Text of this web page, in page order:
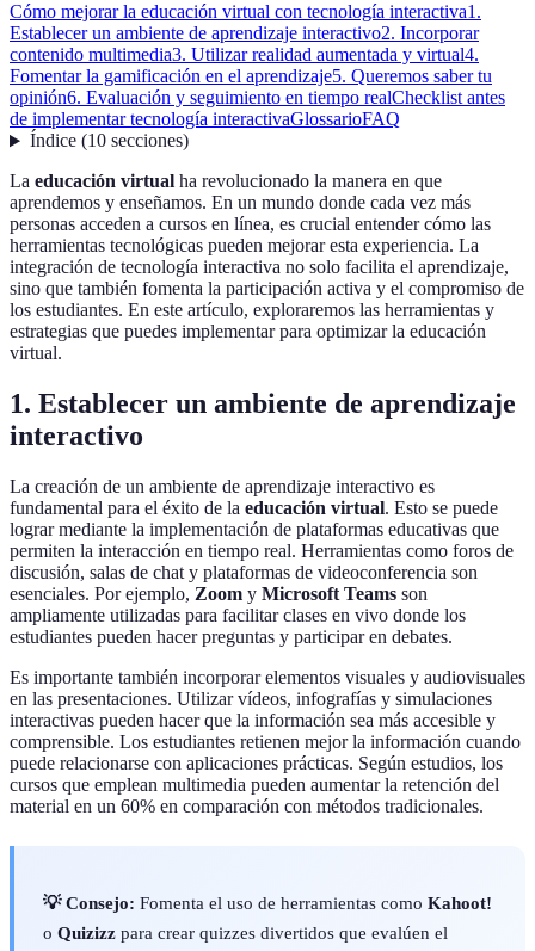
Cómo mejorar la educación virtual con tecnología interactiva1.
Establecer un ambiente de aprendizaje interactivo2. Incorporar
contenido multimedia3. Utilizar realidad aumentada y virtual4.
Fomentar la gamificación en el aprendizaje5. Queremos saber tu
opinión6. Evaluación y seguimiento en tiempo realChecklist antes
de implementar tecnología interactivaGlossarioFAQ
Índice(10 secciones)
La educación virtual ha revolucionado la manera en que
aprendemos y enseñamos. En un mundo donde cada vez más
personas acceden a cursos en línea, es crucial entender cómo las
herramientas tecnológicas pueden mejorar esta experiencia. La
integración de tecnología interactiva no solo facilita el aprendizaje,
sino que también fomenta la participación activa y el compromiso de
los estudiantes. En este artículo, exploraremos las herramientas y
estrategias que puedes implementar para optimizar la educación
virtual.
1. Establecer un ambiente de aprendizaje
interactivo
La creación de un ambiente de aprendizaje interactivo es
fundamental para el éxito de la educación virtual. Esto se puede
lograr mediante la implementación de plataformas educativas que
permiten la interacción en tiempo real. Herramientas como foros de
discusión, salas de chat y plataformas de videoconferencia son
esenciales. Por ejemplo, Zoom y Microsoft Teams son
ampliamente utilizadas para facilitar clases en vivo donde los
estudiantes pueden hacer preguntas y participar en debates.
Es importante también incorporar elementos visuales y audiovisuales
en las presentaciones. Utilizar vídeos, infografías y simulaciones
interactivas pueden hacer que la información sea más accesible y
comprensible. Los estudiantes retienen mejor la información cuando
puede relacionarse con aplicaciones prácticas. Según estudios, los
cursos que emplean multimedia pueden aumentar la retención del
material en un 60% en comparación con métodos tradicionales.
💡 Consejo: Fomenta el uso de herramientas como Kahoot!
o Quizizz para crear quizzes divertidos que evalúen el